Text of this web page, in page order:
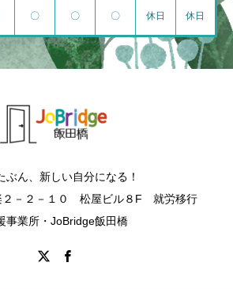
〇 〇 〇 休日 休日
ぶん、新しい自分になる！
２－２－１０ 松屋ビル８F 就労移行
事業所・JoBridge飯田橋